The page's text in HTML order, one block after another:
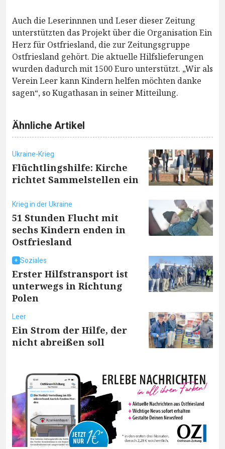
Auch die Leserinnnen und Leser dieser Zeitung
unterstützten das Projekt über die Organisation Ein
Herz für Ostfriesland, die zur Zeitungsgruppe
Ostfriesland gehört. Die aktuelle Hilfslieferungen
wurden dadurch mit 1500 Euro unterstützt. „Wir als
Verein Leer kann Kindern helfen möchten danke
sagen“, so Kugathasan in seiner Mitteilung.
Ähnliche Artikel
Ukraine-Krieg
Flüchtlingshilfe: Kirche
richtet Sammelstellen ein
Krieg in der Ukraine
51 Stunden Flucht mit
sechs Kindern enden in
Ostfriesland
Soziales
Erster Hilfstransport ist
unterwegs in Richtung
Polen
Leer
Ein Strom der Hilfe, der
nicht abreißen soll